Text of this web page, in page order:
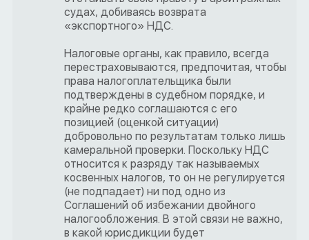
судах, добиваясь возврата
«экспортного» НДС.
Налоговые органы, как правило, всегда
перестраховываются, предпочитая, чтобы
права налогоплательщика были
подтверждены в судебном порядке, и
крайне редко соглашаются с его
позицией (оценкой ситуации)
добровольно по результатам только лишь
камеральной проверки. Поскольку НДС
относится к разряду так называемых
косвенных налогов, то он не регулируется
(не подпадает) ни под одно из
Соглашений об избежании двойного
налогообложения. В этой связи не важно,
в какой юрисдикции будет